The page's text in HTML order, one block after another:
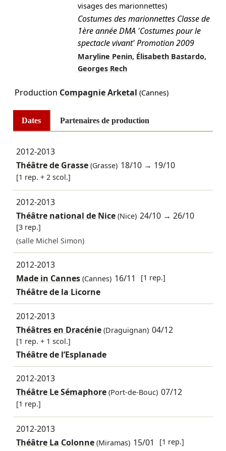
visages des marionnettes)
Costumes des marionnettes Classe de
1ère année DMA 'Costumes pour le
spectacle vivant' Promotion 2009
Maryline Penin, Élisabeth Bastardo,
Georges Rech
Production Compagnie Arketal (Cannes)
Dates Partenaires de production
2012-2013
Théâtre de Grasse(Grasse) 18/10 → 19/10
[1 rep. + 2 scol.]
2012-2013
Théâtre national de Nice(Nice) 24/10 →26/10
[3 rep.]
(salle Michel Simon)
2012-2013
Made in Cannes(Cannes) 16/11 [1 rep.]
Théâtre de la Licorne
2012-2013
Théâtres en Dracénie(Draguignan) 04/12
[1 rep. + 1 scol.]
Théâtre de l’Esplanade
2012-2013
Théâtre Le Sémaphore(Port-de-Bouc) 07/12
[1 rep.]
2012-2013
Théâtre La Colonne(Miramas) 15/01 [1 rep.]